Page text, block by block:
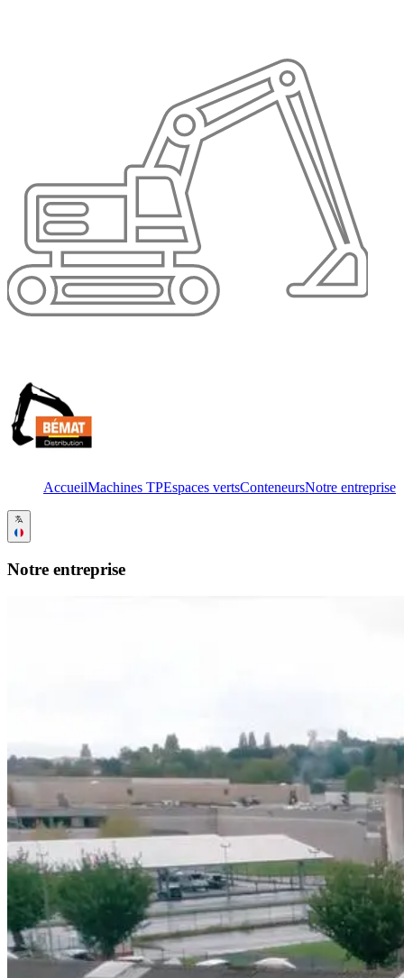
AccueilMachines TPEspaces vertsConteneursNotre entreprise
Notre entreprise